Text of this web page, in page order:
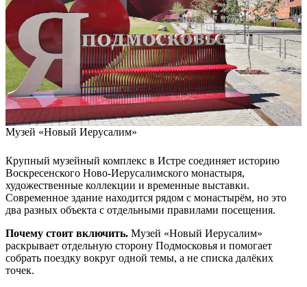
Музей «Новый Иерусалим»
Крупный музейный комплекс в Истре соединяет историю
Воскресенского Ново-Иерусалимского монастыря,
художественные коллекции и временные выставки.
Современное здание находится рядом с монастырём, но это
два разных объекта с отдельными правилами посещения.
Почему стоит включить. Музей «Новый Иерусалим»
раскрывает отдельную сторону Подмосковья и помогает
собрать поездку вокруг одной темы, а не списка далёких
точек.